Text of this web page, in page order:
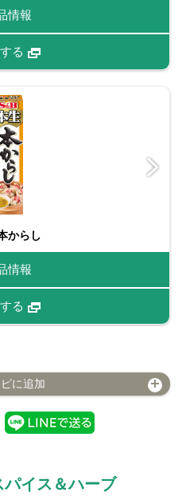
情報
る
からし
情報
る
に追加
イス＆ハーブ